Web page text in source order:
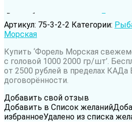
Вода обитания
Артикул: 75-3-2-2 Категории:
Морская
Купить ‘Форель Морская
с головой 1000 2000 гр/шт’.
от 2500 рублей в пределах КАДа
договорённости.
Добавить свой отзыв
Добавить в Список желаний
избранноеУдалено из списка